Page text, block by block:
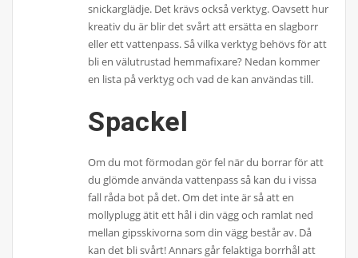
snickarglädje. Det krävs också verktyg. Oavsett hur
kreativ du är blir det svårt att ersätta en slagborr
eller ett vattenpass. Så vilka verktyg behövs för att
bli en välutrustad hemmafixare? Nedan kommer
en lista på verktyg och vad de kan användas till.
Spackel
Om du mot förmodan gör fel när du borrar för att
du glömde använda vattenpass så kan du i vissa
fall råda bot på det. Om det inte är så att en
mollyplugg ätit ett hål i din vägg och ramlat ned
mellan gipsskivorna som din vägg består av. Då
kan det bli svårt! Annars går felaktiga borrhål att